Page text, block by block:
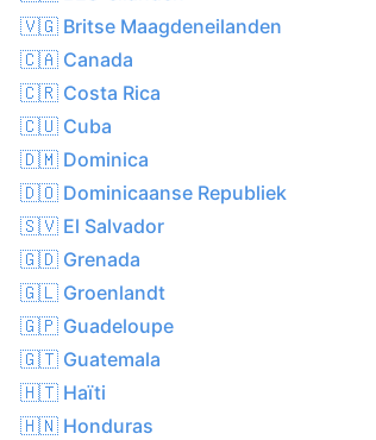
🇻🇬 Britse Maagdeneilanden
🇨🇦 Canada
🇨🇷 Costa Rica
🇨🇺 Cuba
🇩🇲 Dominica
🇩🇴 Dominicaanse Republiek
🇸🇻 El Salvador
🇬🇩 Grenada
🇬🇱 Groenlandt
🇬🇵 Guadeloupe
🇬🇹 Guatemala
🇭🇹 Haïti
🇭🇳 Honduras